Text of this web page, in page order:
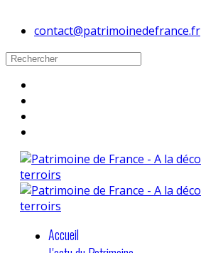
contact@patrimoinedefrance.fr
Accueil